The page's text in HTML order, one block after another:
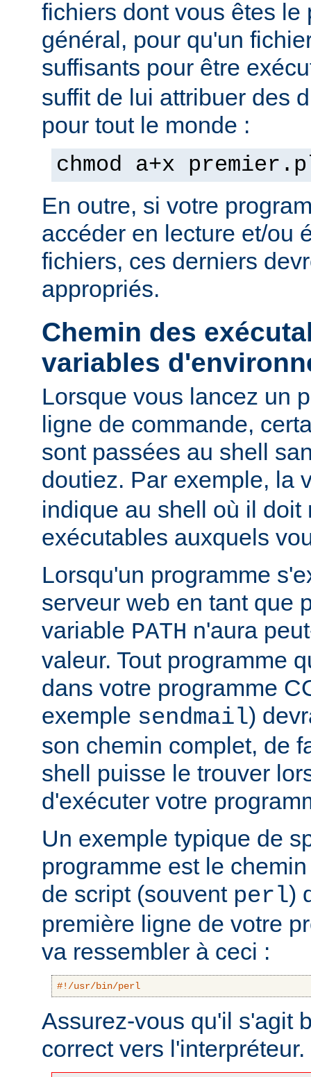
fichiers dont vous êtes le
général, pour qu'un
suffisants pour être
suffit de lui attribuer des
pour tout le monde :
chmod a+x
En outre, si votre
accéder en lecture et/ou
fichiers, ces derniers
appropriés.
Chemin des
variables
Lorsque vous lancez un
ligne de commande,
sont passées au shell
doutiez. Par exemple, la
indique au shell où il doit
exécutables auxquels
Lorsqu'un programme
serveur web en tant que
variable PATH n'aura
valeur. Tout programme
dans votre programme
exemple sendmail)
son chemin complet, de
shell puisse le trouver
d'exécuter votre
Un exemple typique de
programme est le
de script (souvent perl)
première ligne de votre
va ressembler à ceci :
#!/usr/bin/perl
Assurez-vous qu'il s'agit
correct vers l'interpréteur.